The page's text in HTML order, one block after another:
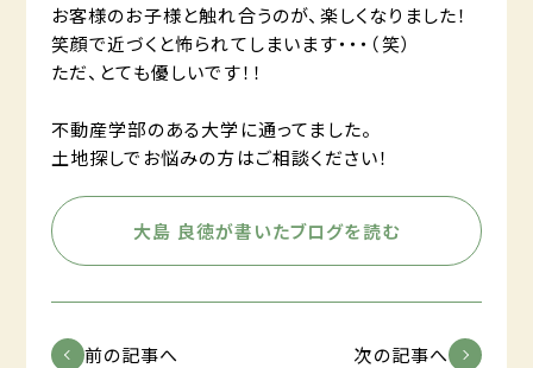
お客様のお子様と触れ合うのが、楽しくなりました！
笑顔で近づくと怖られてしまいます・・・（笑）
ただ、とても優しいです！！
不動産学部のある大学に通ってました。
土地探しでお悩みの方はご相談ください！
大島 良徳が書いたブログを読む
前の記事へ 次の記事へ